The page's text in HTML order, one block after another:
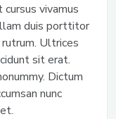
vivamus
duis porttitor
Ultrices
sit erat.
Dictum
nunc